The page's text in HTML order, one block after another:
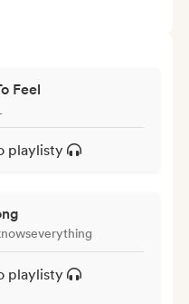
Feel
playlisty
playlisty